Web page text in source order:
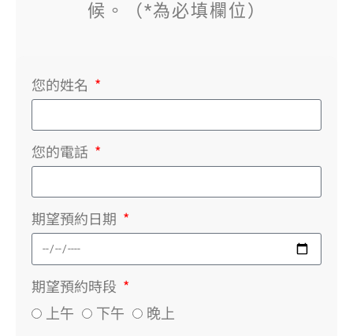
候。（*為必填欄位）
您的姓名
您的電話
期望預約日期
期望預約時段
上午 下午 晚上